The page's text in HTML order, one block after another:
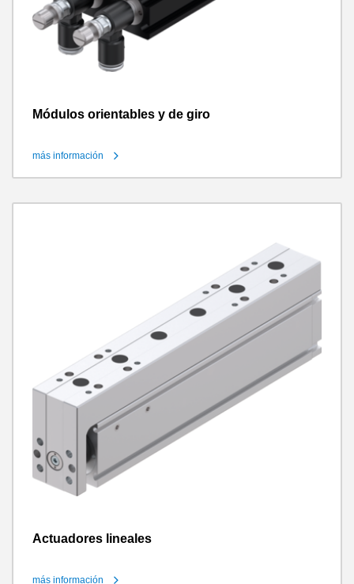
Módulos orientables y de giro
más información
Actuadores lineales
más información